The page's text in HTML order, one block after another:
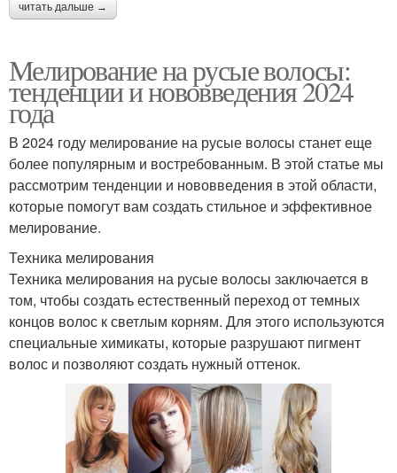
читать дальше →
Мелирование на русые волосы:
тенденции и нововведения 2024
года
В 2024 году мелирование на русые волосы станет еще
более популярным и востребованным. В этой статье мы
рассмотрим тенденции и нововведения в этой области,
которые помогут вам создать стильное и эффективное
мелирование.
Техника мелирования
Техника мелирования на русые волосы заключается в
том, чтобы создать естественный переход от темных
концов волос к светлым корням. Для этого используются
специальные химикаты, которые разрушают пигмент
волос и позволяют создать нужный оттенок.